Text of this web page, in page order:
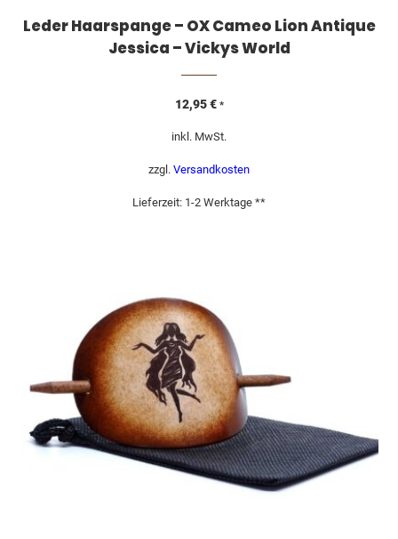
Leder Haarspange – OX Cameo Lion Antique
Jessica – Vickys World
12,95€ *
inkl. MwSt.
zzgl. Versandkosten
Lieferzeit: 1-2 Werktage **